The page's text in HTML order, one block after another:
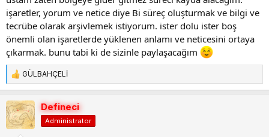
işaretler, yorum ve netice diye Bi süreç oluşturmak ve bilgi ve
tecrübe olarak arşivlemek istiyorum. ister dolu ister boş
önemli olan işaretlerde yüklenen anlamı ve neticesini ortaya
çıkarmak. bunu tabi ki de sizinle paylaşacağım
T
e
p
k
i
l
GÜLBAHÇELİ
Defineci
Administrator